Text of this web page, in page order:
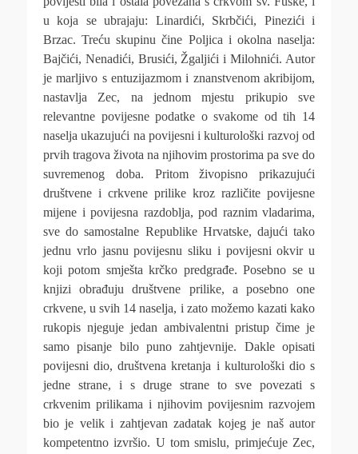
u koja se ubrajaju: Linardići, Skrbčići, Pinezići i
Brzac. Treću skupinu čine Poljica i okolna naselja:
Bajčići, Nenadići, Brusići, Žgaljići i Milohnići. Autor
je marljivo s entuzijazmom i znanstvenom akribijom,
nastavlja Zec, na jednom mjestu prikupio sve
relevantne povijesne podatke o svakome od tih 14
naselja ukazujući na povijesni i kulturološki razvoj od
prvih tragova života na njihovim prostorima pa sve do
suvremenog doba. Pritom živopisno prikazujući
društvene i crkvene prilike kroz različite povijesne
mijene i povijesna razdoblja, pod raznim vladarima,
sve do samostalne Republike Hrvatske, dajući tako
jednu vrlo jasnu povijesnu sliku i povijesni okvir u
koji potom smješta krčko predgrađe. Posebno se u
knjizi obrađuju društvene prilike, a posebno one
crkvene, u svih 14 naselja, i zato možemo kazati kako
rukopis njeguje jedan ambivalentni pristup čime je
samo pisanje bilo puno zahtjevnije. Dakle opisati
povijesni dio, društvena kretanja i kulturološki dio s
jedne strane, i s druge strane to sve povezati s
crkvenim prilikama i njihovim povijesnim razvojem
bio je velik i zahtjevan zadatak kojeg je naš autor
kompetentno izvršio. U tom smislu, primjećuje Zec,